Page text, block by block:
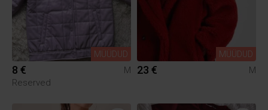
MÜÜDUD
8 €
M
Reserved
MÜÜDUD
23 € M